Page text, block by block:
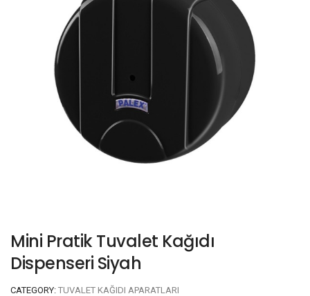
Mini Pratik Tuvalet Kağıdı
Dispenseri Siyah
CATEGORY: TUVALET KAĞIDI APARATLARI